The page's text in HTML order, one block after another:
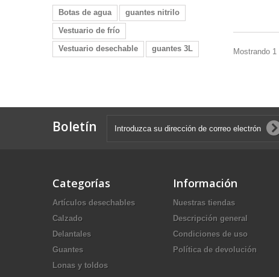
Botas de agua
guantes nitrilo
Vestuario de frío
Vestuario desechable
guantes 3L Mostrando
Boletín
Categorías
Artículos desechables
Calzado
Delantales
Guantes
Lonas y toldos
Información
Nuestras tiendas
Descripción general
Condiciones de uso
Política de devolución